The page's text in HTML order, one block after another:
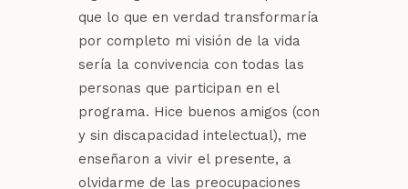
que lo que en verdad transformaría
por completo mi visión de la vida
sería la convivencia con todas las
personas que participan en el
programa. Hice buenos amigos (con
y sin discapacidad intelectual), me
enseñaron a vivir el presente, a
olvidarme de las preocupaciones